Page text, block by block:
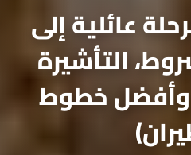
عائلية إلى
التأشيرة
وأفضل خطوط